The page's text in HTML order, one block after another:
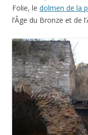
Folie, le dolmen de la
l’Âge du Bronze et de